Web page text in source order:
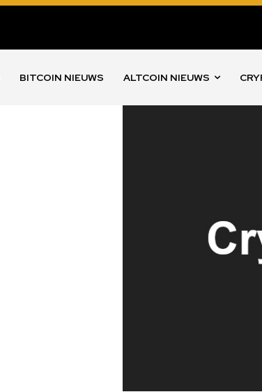
BITCOIN NIEUWS ALTCOIN NIEUWS